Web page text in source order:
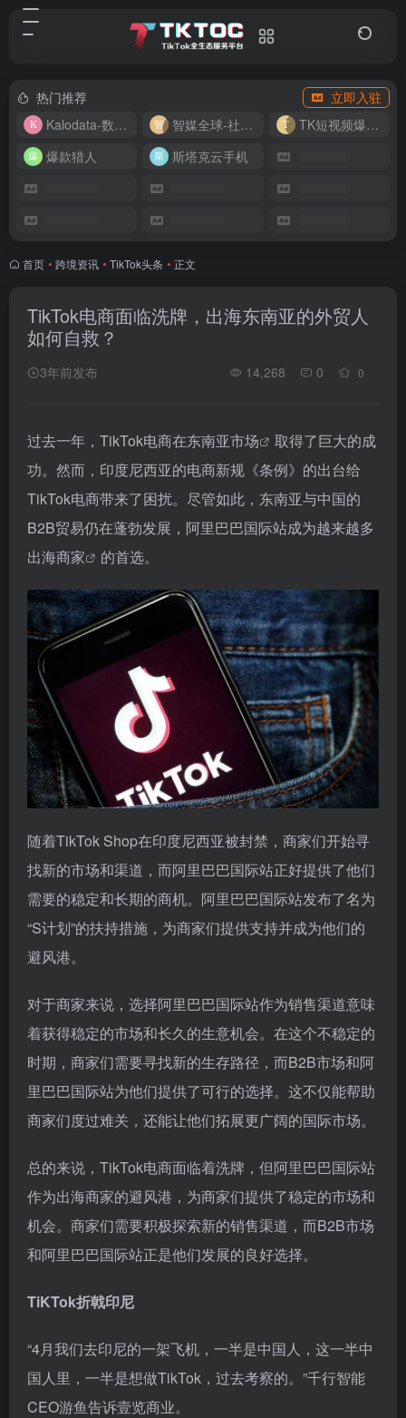
热门推荐
立即入驻
Kalodata-数据分析平台
智媒全球-社媒管理平台
TK短视频爆款复刻
爆款猎人
斯塔克云手机
首页 • 跨境资讯 • TikTok头条 • 正文
TikTok电商面临洗牌，出海东南亚的外贸人
如何自救？
3年前发布 14,268 0 0
过去一年，TikTok电商在东南亚市场
取得了巨大的成
功。然而，印度尼西亚的电商新规《条例》的出台给
TikTok电商带来了困扰。尽管如此，东南亚与中国的
B2B贸易仍在蓬勃发展，阿里巴巴国际站成为越来越多
出海商家
的首选。
随着TikTok Shop在印度尼西亚被封禁，商家们开始寻
找新的市场和渠道，而阿里巴巴国际站正好提供了他们
需要的稳定和长期的商机。阿里巴巴国际站发布了名为
“S计划”的扶持措施，为商家们提供支持并成为他们的
避风港。
对于商家来说，选择阿里巴巴国际站作为销售渠道意味
着获得稳定的市场和长久的生意机会。在这个不稳定的
时期，商家们需要寻找新的生存路径，而B2B市场和阿
里巴巴国际站为他们提供了可行的选择。这不仅能帮助
商家们度过难关，还能让他们拓展更广阔的国际市场。
总的来说，TikTok电商面临着洗牌，但阿里巴巴国际站
作为出海商家的避风港，为商家们提供了稳定的市场和
机会。商家们需要积极探索新的销售渠道，而B2B市场
和阿里巴巴国际站正是他们发展的良好选择。
TiKTok折戟印尼
“4月我们去印尼的一架飞机，一半是中国人，这一半中
国人里，一半是想做TikTok，过去考察的。”千行智能
CEO游鱼告诉壹览商业。